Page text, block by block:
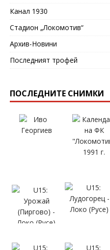
Канал 1930
Стадион „Локомотив“
Архив-Новини
Последният трофей
ПОСЛЕДНИТЕ СНИМКИ